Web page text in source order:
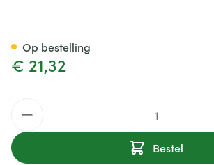
€ 21,32
Bestel
Op bestelling